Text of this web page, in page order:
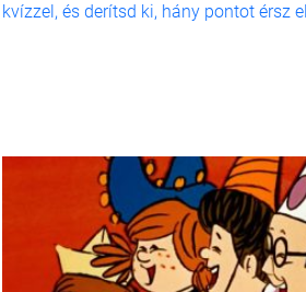
kvízzel, és derítsd ki, hány pontot érsz